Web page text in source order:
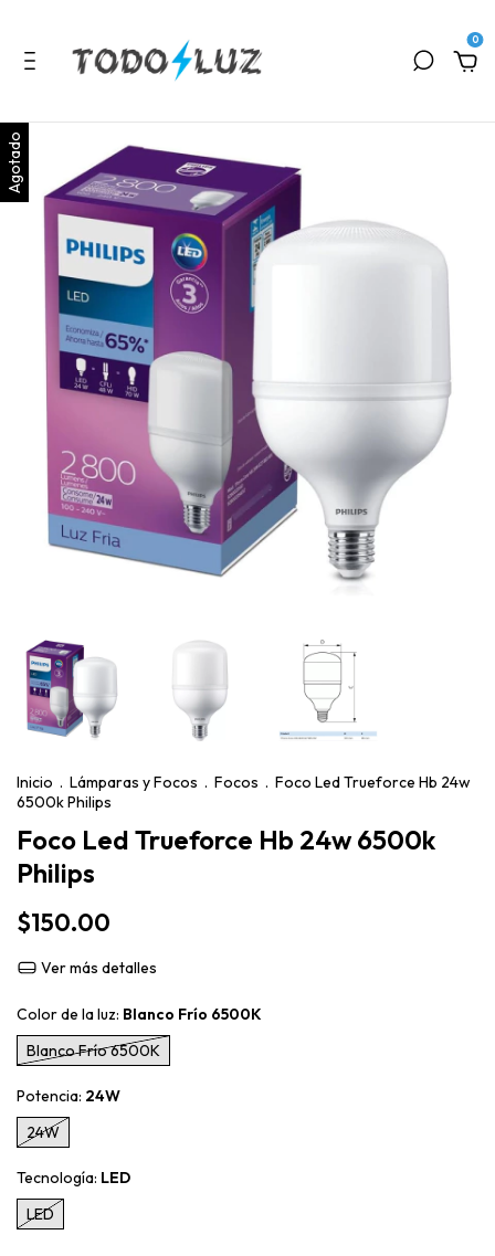
0
Agotado
Inicio . Lámparas y Focos . Focos . Foco Led Trueforce Hb 24w
6500k Philips
Foco Led Trueforce Hb 24w 6500k
Philips
$150.00
Ver más detalles
Color de la luz: Blanco Frío 6500K
Blanco Frío 6500K
Potencia: 24W
24W
Tecnología: LED
LED